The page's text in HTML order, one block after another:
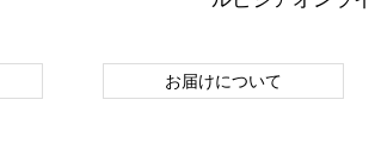
お届けについて